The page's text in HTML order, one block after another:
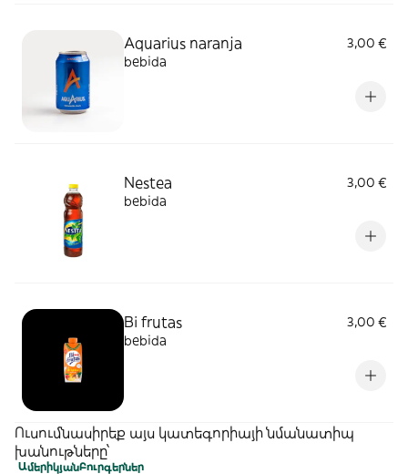
Aquarius naranja
3,00 €
bebida
Nestea
3,00 €
bebida
Bi frutas
3,00 €
bebida
Ուսումնասիրեք այս կատեգորիայի նմանատիպ
խանութները՝
ԱմերիկյանԲուրգերներ